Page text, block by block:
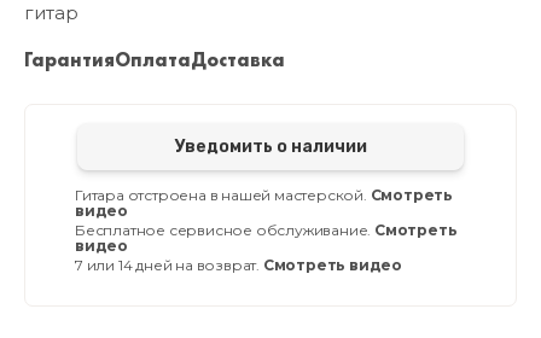
гитар
ГарантияОплатаДоставка
Уведомить о наличии
Гитара отстроена в нашей мастерской. Смотреть
видео
Бесплатное сервисное обслуживание. Смотреть
видео
7 или 14 дней на возврат. Смотреть видео